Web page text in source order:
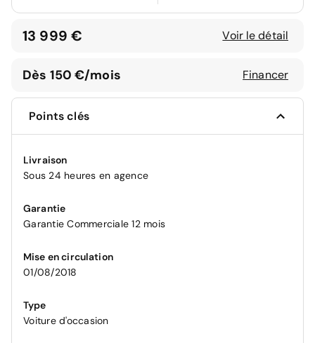
13 999 € Voir le détail
Dès 150 €/mois Financer
Points clés
Livraison
Sous 24 heures en agence
Garantie
Garantie Commerciale 12 mois
Mise en circulation
01/08/2018
Type
Voiture d'occasion